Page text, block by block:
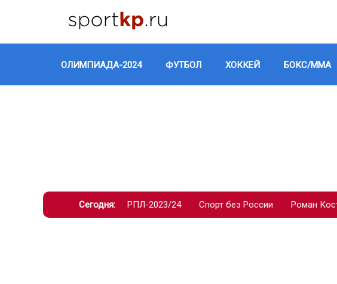
ОЛИМПИАДА-2024 ФУТБОЛ ХОККЕЙ БОКС/ММА
Сегодня: РПЛ-2023/24 Спорт без России Роман